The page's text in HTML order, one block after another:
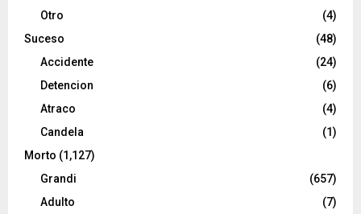
Otro
(4)
Suceso
(48)
Accidente
(24)
Detencion
(6)
Atraco
(4)
Candela
(1)
Morto (1,127)
Grandi
(657)
Adulto
(7)